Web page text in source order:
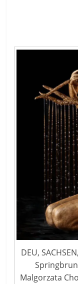
DEU,
Malgorzata